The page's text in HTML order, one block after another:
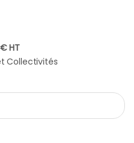
HT
Collectivités
Gear Hugo Boss Matrix Red